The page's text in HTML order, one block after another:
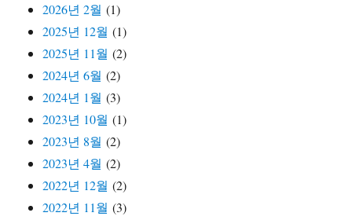
2026년 2월 (1)
2025년 12월 (1)
2025년 11월 (2)
2024년 6월 (2)
2024년 1월 (3)
2023년 10월 (1)
2023년 8월 (2)
2023년 4월 (2)
2022년 12월 (2)
2022년 11월 (3)